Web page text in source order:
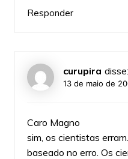
Responder
curupira disse:
13 de maio de
Caro Magno
sim, os cientistas
baseado no erro. Os